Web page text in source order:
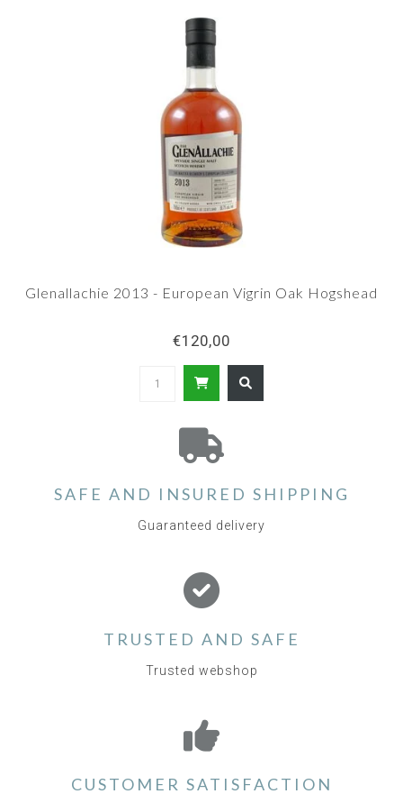
Glenallachie 2013 - European Vigrin Oak Hogshead
€120,00
SAFE AND INSURED SHIPPING
Guaranteed delivery
TRUSTED AND SAFE
Trusted webshop
CUSTOMER SATISFACTION